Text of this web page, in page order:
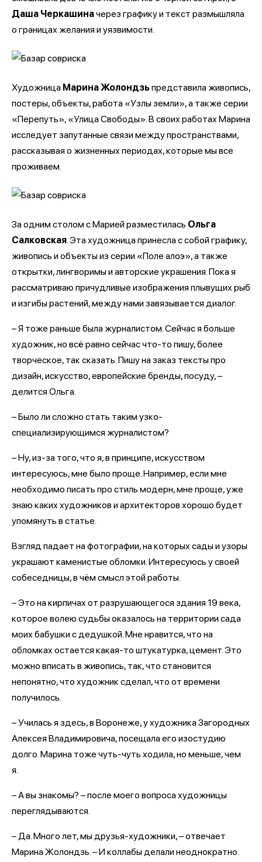
Даша Черкашиначерез графику и текст размышляла
о границах желания и уязвимости.
Художница Марина Жолондзьпредставила живопись,
постеры, объекты, работа «Узлы земли», а также серии
«Перепуть», «Улица Свободы». В своих работах Марина
исследует запутанные связи между пространствами,
рассказывая о жизненных периодах, которые мы все
проживаем.
За одним столом с Марией разместилась Ольга
Салковская . Эта художница принесла с собой графику,
живопись и объекты из серии «Поле алоэ», а также
открытки, лингворимы и авторские украшения. Пока я
рассматриваю причудливые изображения плывущих рыб
и изгибы растений, между нами завязывается диалог.
– Я тоже раньше была журналистом. Сейчас я больше
художник, но всё равно сейчас что-то пишу, более
творческое, так сказать. Пишу на заказ тексты про
дизайн, искусство, европейские бренды, посуду, –
делится Ольга.
– Было ли сложно стать таким узко-
специализирующимся журналистом?
– Ну, из-за того, что я, в принципе, искусством
интересуюсь, мне было проще. Например, если мне
необходимо писать про стиль модерн, мне проще, уже
знаю каких художников и архитекторов хорошо будет
упомянуть в статье.
Взгляд падает на фотографии, на которых сады и узоры
украшают каменистые обломки. Интересуюсь у своей
собеседницы, в чём смысл этой работы.
– Это на кирпичах от разрушающегося здания 19 века,
которое волею судьбы оказалось на территории сада
моих бабушки с дедушкой. Мне нравится, что на
обломках остается какая-то штукатурка, цемент. Это
можно вписать в живопись, так, что становится
непонятно, что художник сделал, что от времени
получилось.
– Училась я здесь, в Воронеже, у художника Загородных
Алексея Владимировича, посещала его изостудию
долго. Марина тоже чуть-чуть ходила, но меньше, чем
я.
– А вы знакомы? – после моего вопроса художницы
переглядываются.
– Да. Много лет, мы друзья-художники, – отвечает
Марина Жолондзь. – И коллабы делали неоднократно.